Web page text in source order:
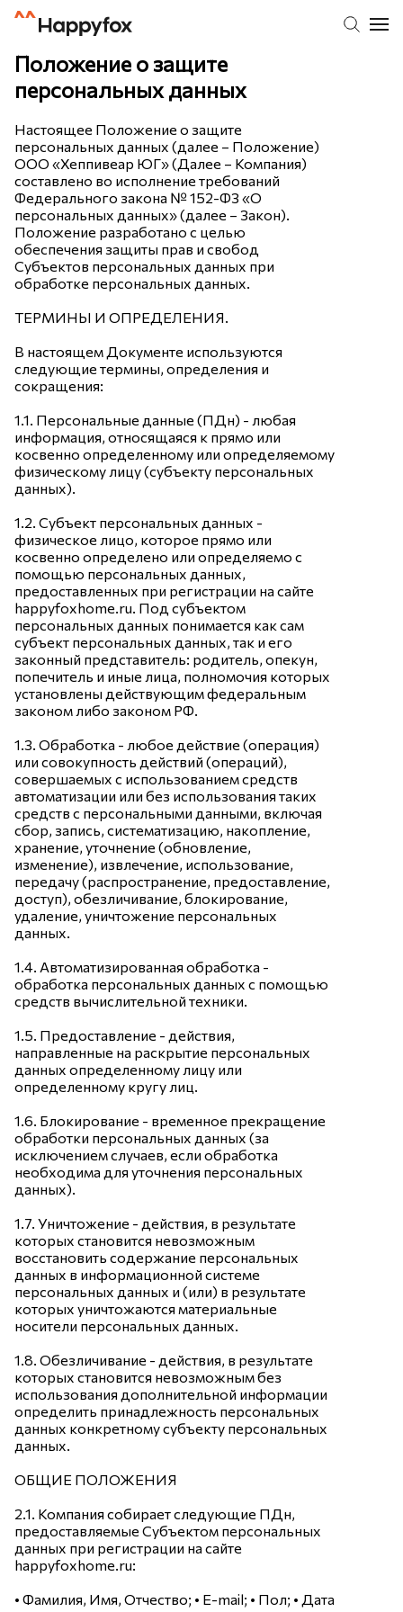
Положение о защите
персональных данных
Настоящее Положение о защите
персональных данных (далее – Положение)
ООО «Хеппивеар ЮГ» (Далее – Компания)
составлено во исполнение требований
Федерального закона № 152-ФЗ «О
персональных данных» (далее – Закон).
Положение разработано с целью
обеспечения защиты прав и свобод
Субъектов персональных данных при
обработке персональных данных.
ТЕРМИНЫ И ОПРЕДЕЛЕНИЯ.
В настоящем Документе используются
следующие термины, определения и
сокращения:
1.1. Персональные данные (ПДн) - любая
информация, относящаяся к прямо или
косвенно определенному или определяемому
физическому лицу (субъекту персональных
данных).
1.2. Субъект персональных данных -
физическое лицо, которое прямо или
косвенно определено или определяемо с
помощью персональных данных,
предоставленных при регистрации на сайте
happyfoxhome.ru. Под субъектом
персональных данных понимается как сам
субъект персональных данных, так и его
законный представитель: родитель, опекун,
попечитель и иные лица, полномочия которых
установлены действующим федеральным
законом либо законом РФ.
1.3. Обработка - любое действие (операция)
или совокупность действий (операций),
совершаемых с использованием средств
автоматизации или без использования таких
средств с персональными данными, включая
сбор, запись, систематизацию, накопление,
хранение, уточнение (обновление,
изменение), извлечение, использование,
передачу (распространение, предоставление,
доступ), обезличивание, блокирование,
удаление, уничтожение персональных
данных.
1.4. Автоматизированная обработка -
обработка персональных данных с помощью
средств вычислительной техники.
1.5. Предоставление - действия,
направленные на раскрытие персональных
данных определенному лицу или
определенному кругу лиц.
1.6. Блокирование - временное прекращение
обработки персональных данных (за
исключением случаев, если обработка
необходима для уточнения персональных
данных).
1.7. Уничтожение - действия, в результате
которых становится невозможным
восстановить содержание персональных
данных в информационной системе
персональных данных и (или) в результате
которых уничтожаются материальные
носители персональных данных.
1.8. Обезличивание - действия, в результате
которых становится невозможным без
использования дополнительной информации
определить принадлежность персональных
данных конкретному субъекту персональных
данных.
ОБЩИЕ ПОЛОЖЕНИЯ
2.1. Компания собирает следующие ПДн,
предоставляемые Субъектом персональных
данных при регистрации на сайте
happyfoxhome.ru:
• Фамилия, Имя, Отчество; • E-mail; • Пол; • Дата